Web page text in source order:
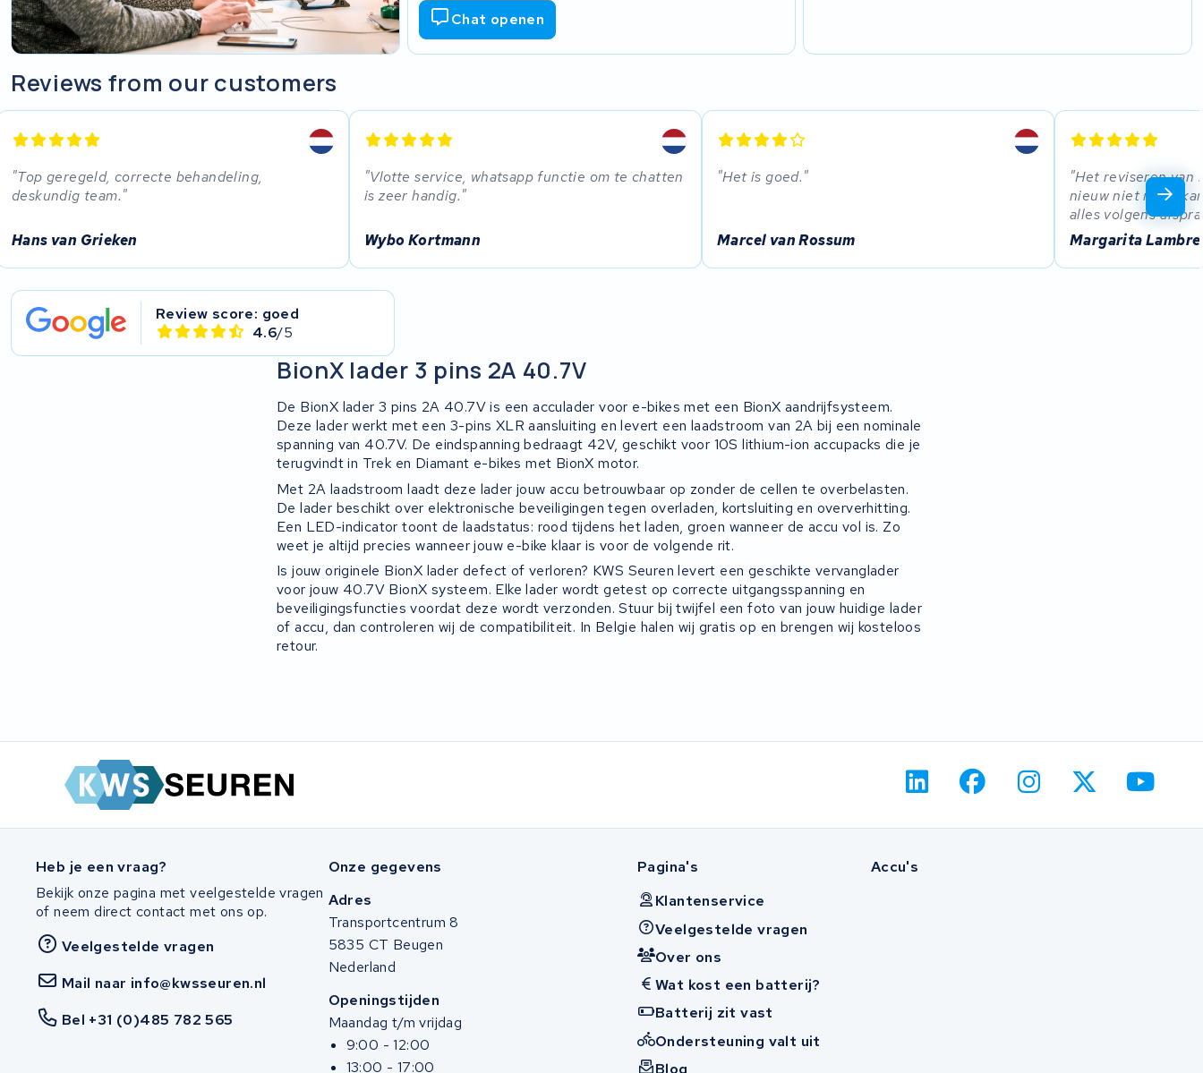
Chat openen
Reviews from our customers
Top geregeld, correcte behandeling,
deskundig team.
Hans van Grieken
Vlotte service, whatsapp functie om te chatten
is zeer handig.
Wybo Kortmann
Het is goed.
Marcel van Rossum
Het reviseren van
nieuw niet meer
alles volgens
Margarita
Review score: goed
4.6/5
BionX lader 3 pins 2A 40.7V
De BionX lader 3 pins 2A 40.7V is een acculader voor e-bikes met een BionX aandrijfsysteem.
Deze lader werkt met een 3-pins XLR aansluiting en levert een laadstroom van 2A bij een nominale
spanning van 40.7V. De eindspanning bedraagt 42V, geschikt voor 10S lithium-ion accupacks die je
terugvindt in Trek en Diamant e-bikes met BionX motor.
Met 2A laadstroom laadt deze lader jouw accu betrouwbaar op zonder de cellen te overbelasten.
De lader beschikt over elektronische beveiligingen tegen overladen, kortsluiting en oververhitting.
Een LED-indicator toont de laadstatus: rood tijdens het laden, groen wanneer de accu vol is. Zo
weet je altijd precies wanneer jouw e-bike klaar is voor de volgende rit.
Is jouw originele BionX lader defect of verloren? KWS Seuren levert een geschikte vervanglader
voor jouw 40.7V BionX systeem. Elke lader wordt getest op correcte uitgangsspanning en
beveiligingsfuncties voordat deze wordt verzonden. Stuur bij twijfel een foto van jouw huidige lader
of accu, dan controleren wij de compatibiliteit. In Belgie halen wij gratis op en brengen wij kosteloos
retour.
Heb je een vraag?
Bekijk onze pagina met veelgestelde vragen
of neem direct contact met ons op.
Veelgestelde vragen
Mail naar info@kwsseuren.nl
Bel +31 (0)485 782 565
Onze gegevens
Adres
Transportcentrum 8
5835 CT Beugen
Nederland
Openingstijden
Maandag t/m vrijdag
9:00 - 12:00
13:00 - 17:00
Pagina's
Klantenservice
Veelgestelde vragen
Over ons
Wat kost een batterij?
Batterij zit vast
Ondersteuning valt uit
Blog
Accu's